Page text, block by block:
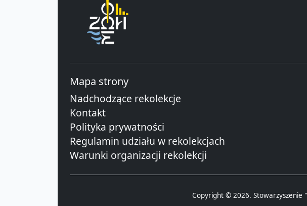
Mapa strony
Nadchodzące rekolekcje
Kontakt
Polityka prywatności
Regulamin udziału w rekolekcjach
Warunki organizacji rekolekcji
Copyright © 2026. Stowarzyszenie